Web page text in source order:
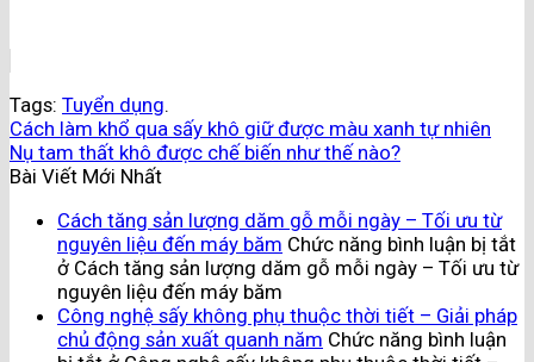
Tags: Tuyển dụng.
Cách làm khổ qua sấy khô giữ được màu xanh tự nhiên
Nụ tam thất khô được chế biến như thế nào?
Bài Viết Mới Nhất
Cách tăng sản lượng dăm gỗ mỗi ngày – Tối ưu từ
nguyên liệu đến máy băm Chức năng bình luận bị tắt
ở Cách tăng sản lượng dăm gỗ mỗi ngày – Tối ưu từ
nguyên liệu đến máy băm
Công nghệ sấy không phụ thuộc thời tiết – Giải pháp
chủ động sản xuất quanh năm Chức năng bình luận